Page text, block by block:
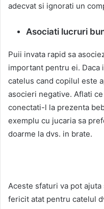
adecvat si ignorati un
Asociati lucruri
Puii invata rapid sa
important pentru ei.
catelus cand copilul este
asocieri negative. Aflati
conectati-l la prezenta
exemplu cu jucaria sa
doarme la dvs. in brate.
Aceste sfaturi va pot
fericit atat pentru catelul